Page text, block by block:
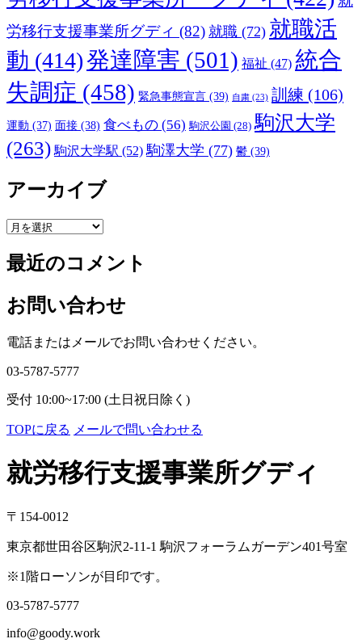
労移行支援事業所グディ (82) 就職 (72) 就職活
動 (414)発達障害 (501) 福祉 (47) 統合
失調症 (458) 緊急事態宣言 (39) 自粛 (23) 訓練 (106)
運動 (37) 面接 (38) 食べもの (56) 駒沢公園 (28) 駒沢大学
(263) 駒沢大学駅 (52) 駒澤大学 (77) 鬱 (39)
アーカイブ
ア
カ
イ
ブ
最近のコメント
お問い合わせ
電話またはメールでお問い合わせください。
03-5787-5777
受付 10:00~17:00 (土日祝日除く)
TOPに戻る メールで問い合わせる
就労移行支援事業所グディ
〒154-0012
東京都世田谷区駒沢2-11-1 駒沢フォーラムガーデン401号室
※1階ローソンが目印です。
03-5787-5777
info@goody.work